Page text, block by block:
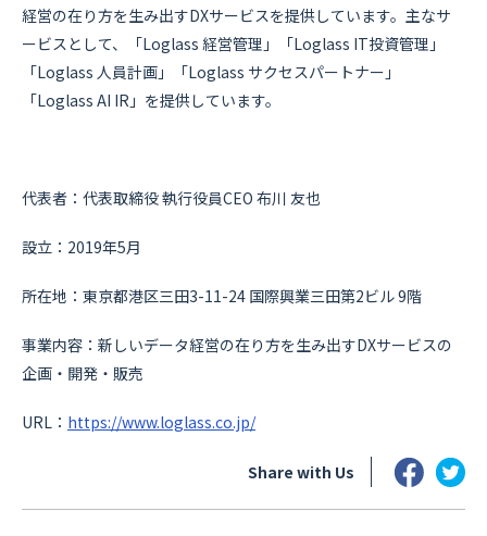
経営の在り方を生み出すDXサービスを提供しています。主なサ
ービスとして、「Loglass 経営管理」「Loglass IT投資管理」
「Loglass 人員計画」「Loglass サクセスパートナー」
「Loglass AI IR」を提供しています。
代表者：代表取締役 執行役員CEO 布川 友也
設立：2019年5月
所在地：東京都港区三田3-11-24 国際興業三田第2ビル 9階
事業内容：新しいデータ経営の在り方を生み出すDXサービスの
企画・開発・販売
URL： https://www.loglass.co.jp/
Share with Us